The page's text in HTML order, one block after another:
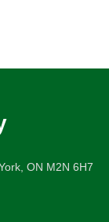
ON M2N 6H7